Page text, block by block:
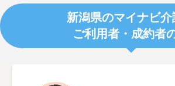
新潟県のマイナビ介
ご利用者・成約者